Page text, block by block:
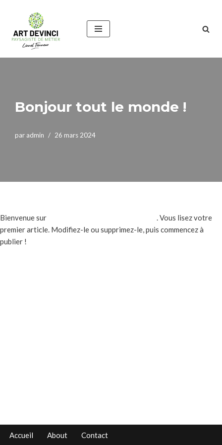
au
contenu
Bonjour tout le monde !
par admin 26 mars 2024
Bienvenue sur
. Vous lisez votre
premier article. Modifiez-le ou supprimez-le, puis commencez à
publier !
Accueil About Contact